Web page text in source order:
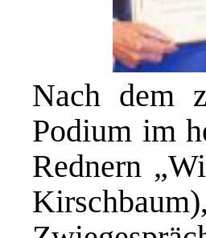
Nach dem
Podium im
Rednern